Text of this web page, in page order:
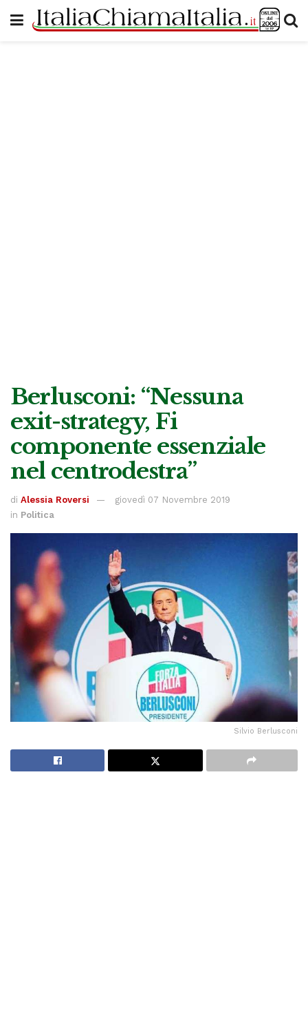
Berlusconi: “Nessuna
exit-strategy, Fi
componente essenziale
nel centrodestra”
di Alessia Roversi
giovedì 07 Novembre 2019
in Politica
Silvio Berlusconi